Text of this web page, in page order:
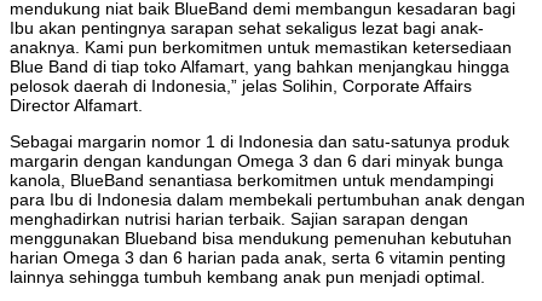
mendukung niat baik BlueBand demi membangun kesadaran bagi
Ibu akan pentingnya sarapan sehat sekaligus lezat bagi anak-
anaknya. Kami pun berkomitmen untuk memastikan ketersediaan
Blue Band di tiap toko Alfamart, yang bahkan menjangkau hingga
pelosok daerah di Indonesia,” jelas Solihin, Corporate Affairs
Director Alfamart.
Sebagai margarin nomor 1 di Indonesia dan satu-satunya produk
margarin dengan kandungan Omega 3 dan 6 dari minyak bunga
kanola, BlueBand senantiasa berkomitmen untuk mendampingi
para Ibu di Indonesia dalam membekali pertumbuhan anak dengan
menghadirkan nutrisi harian terbaik. Sajian sarapan dengan
menggunakan Blueband bisa mendukung pemenuhan kebutuhan
harian Omega 3 dan 6 harian pada anak, serta 6 vitamin penting
lainnya sehingga tumbuh kembang anak pun menjadi optimal.